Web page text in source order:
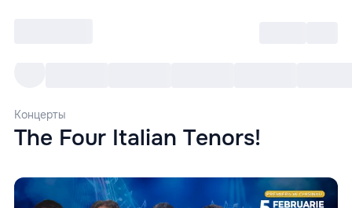
Концерты
The Four Italian Tenors!